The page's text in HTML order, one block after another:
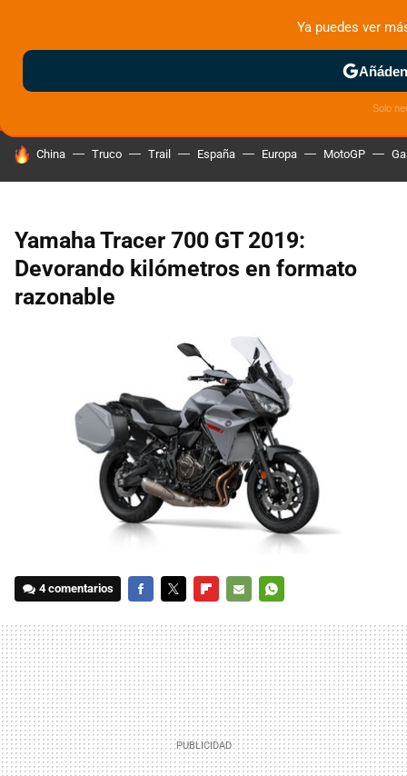
MENÚ NUEVO
MOTOS ELÉCTRICAS
HOY SE HABLA DE
China Truco Trail España Europa MotoGP
Yamaha Tracer 700 GT 2019:
Devorando kilómetros en formato
razonable
4 comentarios
MAIL
Ya puedes ver
Solo